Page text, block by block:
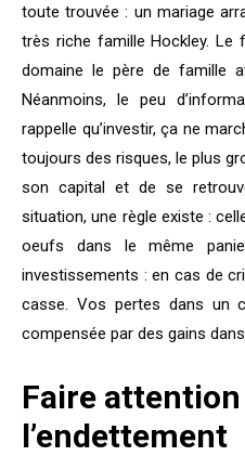
toute trouvée : un mariage
très riche famille Hockley. Le
domaine le père de famille
Néanmoins, le peu
rappelle qu’investir, ça ne
toujours des risques, le plus
son capital et de se
situation, une règle existe :
oeufs dans le même
investissements : en cas de
casse. Vos pertes dans un
compensée par des gains
Faire attention
l’endettement